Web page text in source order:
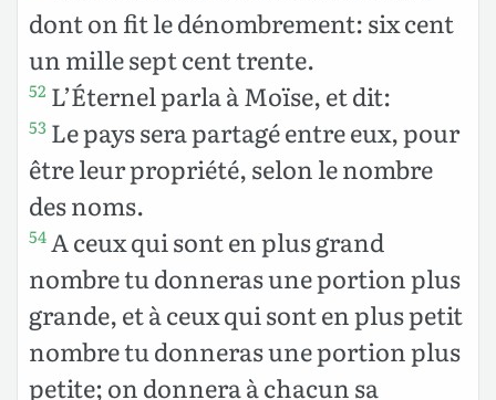
dont on fit le dénombrement: six cent
un mille sept cent trente.
52 L’Éternel parla à Moïse, et dit:
53 Le pays sera partagé entre eux, pour
être leur propriété, selon le nombre
des noms.
54A ceux qui sont en plus grand
nombre tu donneras une portion plus
grande, et à ceux qui sont en plus petit
nombre tu donneras une portion plus
petite; on donnera à chacun sa